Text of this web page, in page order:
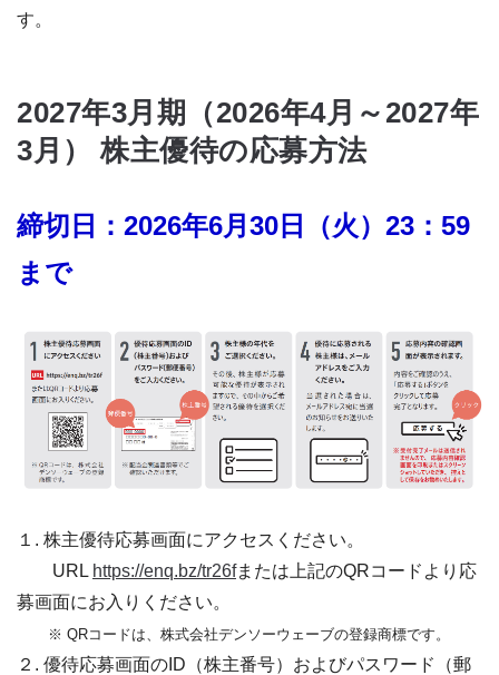
す。
2027年3月期（2026年4月～2027年
3月） 株主優待の応募方法
締切日：2026年6月30日（火）23：59
まで
１. 株主優待応募画面にアクセスください。
URL https://enq.bz/tr26fまたは上記のQRコードより応
募画面にお入りください。
※ QRコードは、株式会社デンソーウェーブの登録商標です。
２. 優待応募画面のID（株主番号）およびパスワード（郵